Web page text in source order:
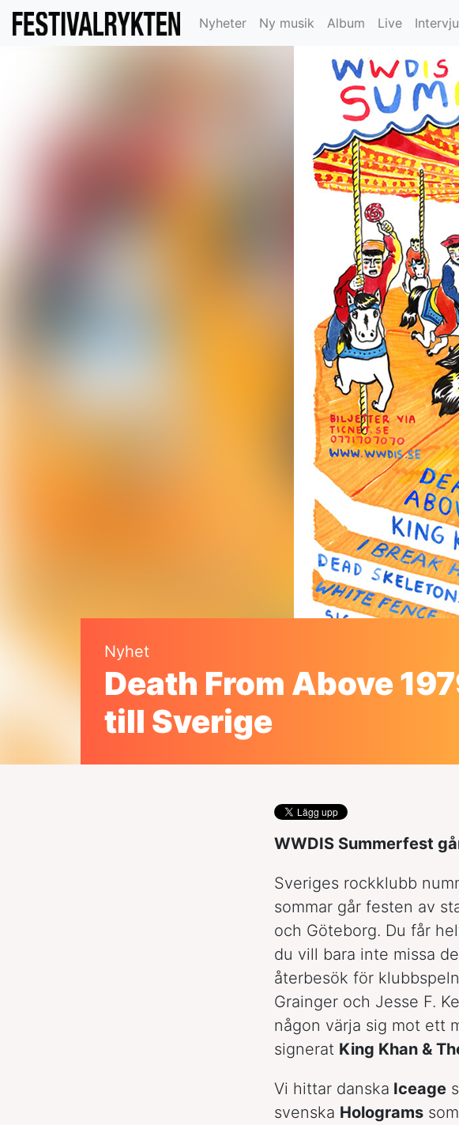
Nyheter Ny musik Album Live
Nyhet
Death From Above
till Sverige
WWDIS Summerfest
Sveriges rockklubb
sommar går festen av
och Göteborg. Du får
du vill bara inte missa
återbesök för
Grainger och Jesse F.
någon värja sig mot ett
signerat King Khan &
Vi hittar danska Iceage
svenska Holograms